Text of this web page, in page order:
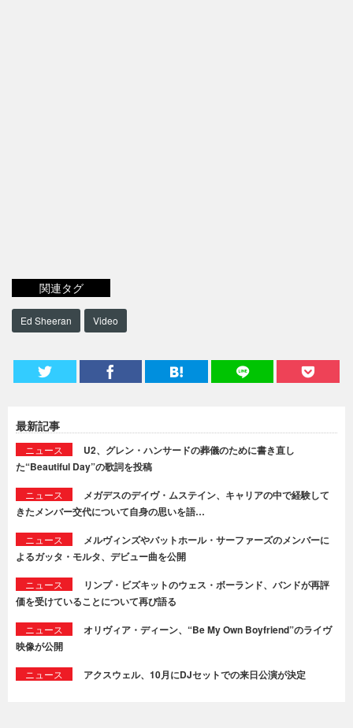
関連タグ
Ed Sheeran Video
最新記事
ニュース
U2、グレン・ハンサードの葬儀のために書き直し
た“Beautiful Day”の歌詞を投稿
ニュース
メガデスのデイヴ・ムステイン、キャリアの中で経験して
きたメンバー交代について自身の思いを語…
ニュース
メルヴィンズやバットホール・サーファーズのメンバーに
よるガッタ・モルタ、デビュー曲を公開
ニュース
リンプ・ビズキットのウェス・ボーランド、バンドが再評
価を受けていることについて再び語る
ニュース
オリヴィア・ディーン、“Be My Own Boyfriend”のライヴ
映像が公開
ニュース アクスウェル、10月にDJセットでの来日公演が決定